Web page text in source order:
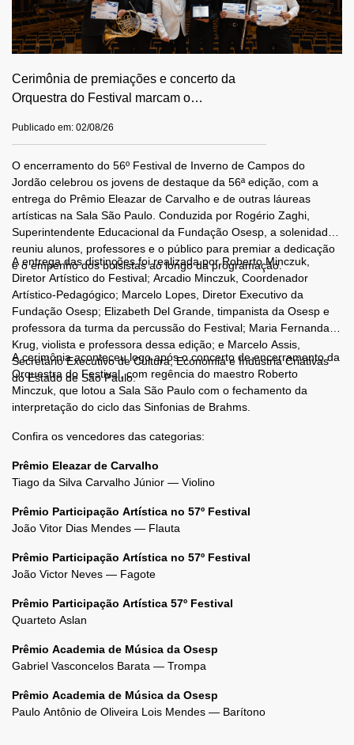
Cerimônia de premiações e concerto da
Orquestra do Festival marcam o
Publicado em: 02/08/26
O encerramento do 56º Festival de Inverno de Campos do
Jordão celebrou os jovens de destaque da 56ª edição, com a
entrega do Prêmio Eleazar de Carvalho e de outras láureas
artísticas na Sala São Paulo. Conduzida por Rogério Zaghi,
Superintendente Educacional da Fundação Osesp, a solenidade
reuniu alunos, professores e o público para premiar a dedicação
e o empenho dos bolsistas ao longo da programação.
A entrega das distinções foi realizada por Roberto Minczuk,
Diretor Artístico do Festival; Arcadio Minczuk, Coordenador
Artístico-Pedagógico; Marcelo Lopes, Diretor Executivo da
Fundação Osesp; Elizabeth Del Grande, timpanista da Osesp e
professora da turma da percussão do Festival; Maria Fernanda
Krug, violista e professora dessa edição; e Marcelo Assis,
Secretário Executivo de Cultura, Economia e Indústria Criativas
do Estado de São Paulo.
A cerimônia aconteceu logo após o concerto de encerramento da
Orquestra do Festival, com regência do maestro Roberto
Minczuk, que lotou a Sala São Paulo com o fechamento da
interpretação do ciclo das Sinfonias de Brahms.
Confira os vencedores das categorias:
Prêmio Eleazar de Carvalho
Tiago da Silva Carvalho Júnior — Violino
Prêmio Participação Artística no 57º Festival
João Vitor Dias Mendes — Flauta
Prêmio Participação Artística no 57º Festival
João Victor Neves — Fagote
Prêmio Participação Artística 57º Festival
Quarteto Aslan
Prêmio Academia de Música da Osesp
Gabriel Vasconcelos Barata — Trompa
Prêmio Academia de Música da Osesp
Paulo Antônio de Oliveira Lois Mendes — Barítono